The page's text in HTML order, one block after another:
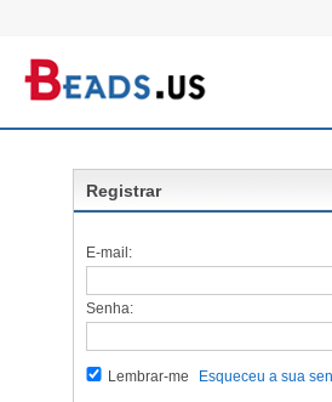
Registrar
E-mail:
Senha:
Lembrar-me Esqueceu a sua